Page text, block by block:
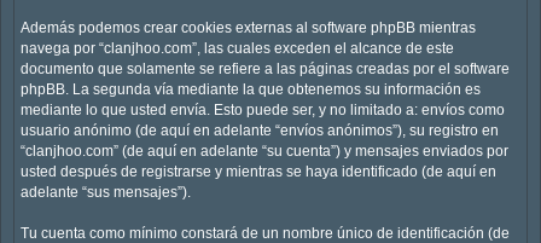
Además podemos crear cookies externas al software phpBB mientras
navega por “clanjhoo.com”, las cuales exceden el alcance de este
documento que solamente se refiere a las páginas creadas por el software
phpBB. La segunda vía mediante la que obtenemos su información es
mediante lo que usted envía. Esto puede ser, y no limitado a: envíos como
usuario anónimo (de aquí en adelante “envíos anónimos”), su registro en
“clanjhoo.com” (de aquí en adelante “su cuenta”) y mensajes enviados por
usted después de registrarse y mientras se haya identificado (de aquí en
adelante “sus mensajes”).
Tu cuenta como mínimo constará de un nombre único de identificación (de